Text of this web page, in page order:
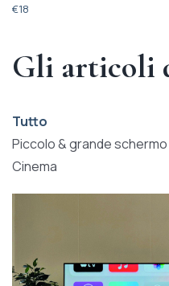
€18
Gli articoli
Tutto
Piccolo & grande schermo
Cinema